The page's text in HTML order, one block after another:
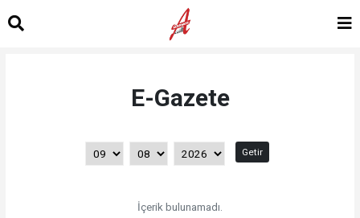
E-Gazete
Getir
İçerik bulunamadı.